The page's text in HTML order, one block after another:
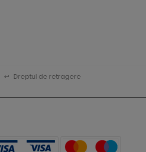
↩ Dreptul de retragere